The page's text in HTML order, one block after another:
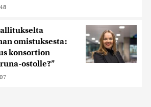
omistuksesta:
konsortion
ostolle?”